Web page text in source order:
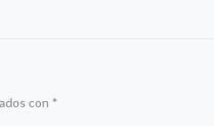
con *